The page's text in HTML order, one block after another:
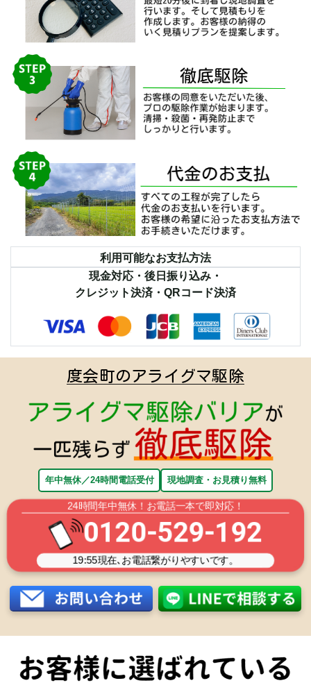
利用可能なお支払方法
現金対応・後日振り込み・
クレジット決済・QRコード決済
度会町のアライグマ駆除
年中無休／24時間電話受付 現地調査・お見積り無料
24時間年中無休！お電話一本で即対応！
0120-529-192
19:55現在､お電話繋がりやすいです。